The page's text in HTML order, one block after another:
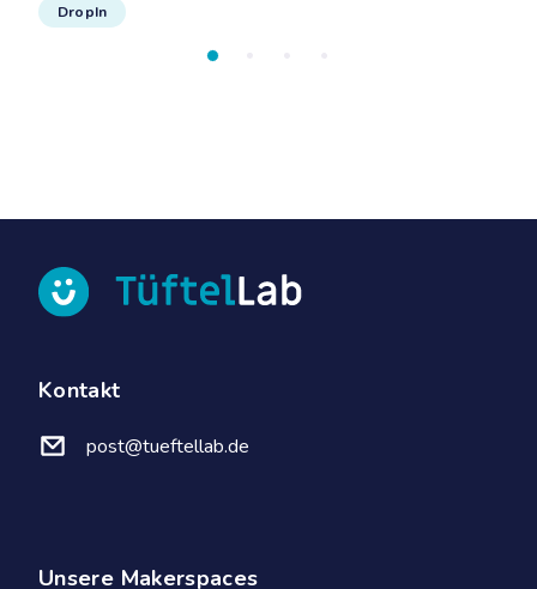
DropIn
Kontakt
post@tueftellab.de
Unsere Makerspaces